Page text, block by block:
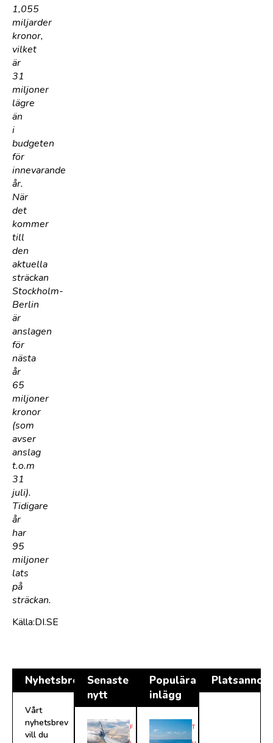
1,055
miljarder
kronor,
vilket
är
31
miljoner
lägre
än
i
budgeten
för
innevarande
år.
När
det
kommer
till
den
aktuella
sträckan
Stockholm-
Berlin
är
anslagen
för
nästa
år
65
miljoner
kronor
(som
avser
anslag
t.o.m
31
juli).
Tidigare
år
har
95
miljoner
lats
på
sträckan.
Källa:DI.SE
Nyhetsbrev
Vårt
nyhetsbrev
vill du
Senaste
nytt
F
Populära
inlägg
T